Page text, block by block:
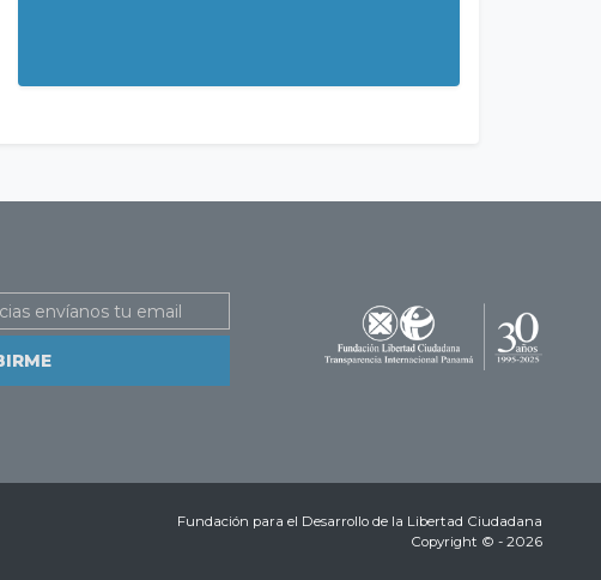
Fundación para el Desarrollo de la Libertad Ciudadana
Copyright © - 2026